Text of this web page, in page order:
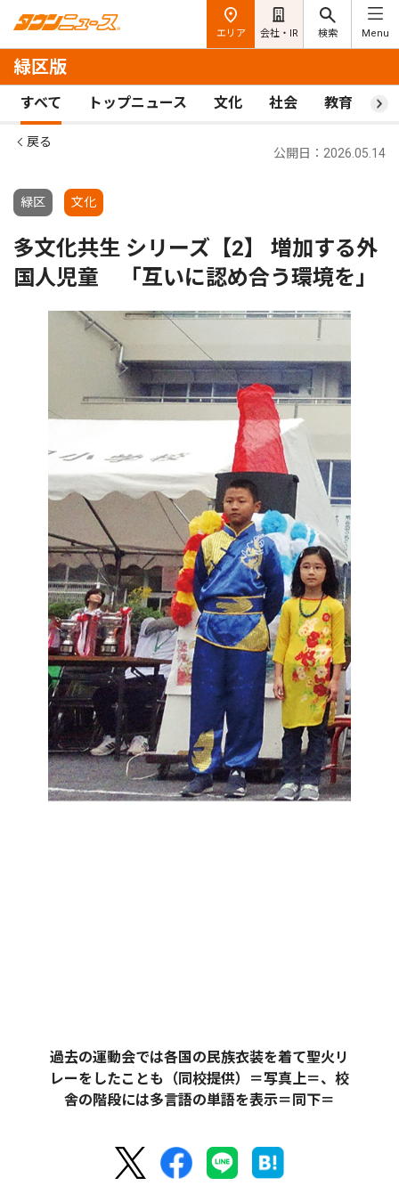
エリア 会社・IR 検索 Menu
緑区版
すべて トップニュース 文化 社会 教育 ス
戻る
緑区 文化
公開日：2026.05.14
多文化共生 シリーズ【2】 増加する外
国人児童 「互いに認め合う環境を｣
過去の運動会では各国の民族衣装を着て聖火リ
レーをしたことも（同校提供）＝写真上＝、校
舎の階段には多言語の単語を表示＝同下＝